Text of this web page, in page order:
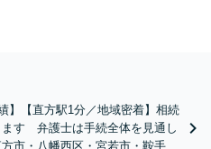
】【直方駅1分／地域密着】相続
す 弁護士は手続全体を見通し
市・八幡西区・宮若市・鞍手